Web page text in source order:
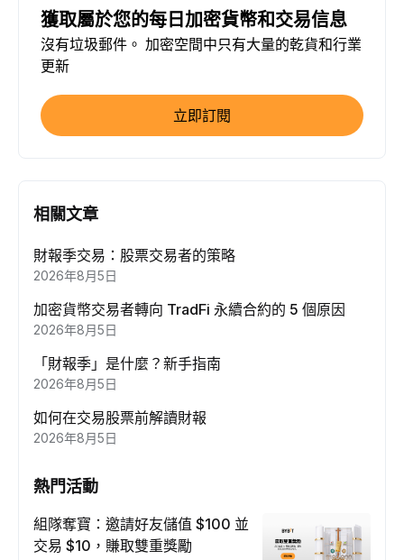
獲取屬於您的每日加密貨幣和交易信息
沒有垃圾郵件。 加密空間中只有大量的乾貨和行業
更新
立即訂閱
相關文章
財報季交易：股票交易者的策略
2026年8月5日
加密貨幣交易者轉向 TradFi 永續合約的 5 個原因
2026年8月5日
「財報季」是什麼？新手指南
2026年8月5日
如何在交易股票前解讀財報
2026年8月5日
熱門活動
組隊奪寶：邀請好友儲值 $100 並
交易 $10，賺取雙重獎勵